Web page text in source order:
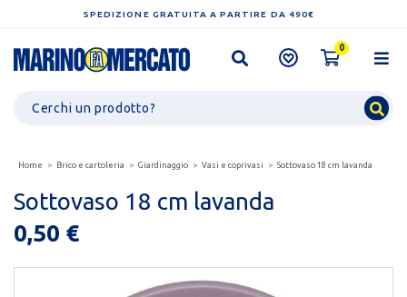
SPEDIZIONE GRATUITA A PARTIRE DA 490€
0
Home Brico e cartoleria Giardinaggio Vasi e coprivasi Sottovaso 18 cm lavanda
Sottovaso 18 cm lavanda
0,50 €